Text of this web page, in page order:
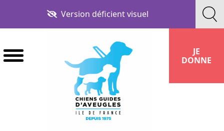
la
contenu
Version déficient visuel
JE
DONNE